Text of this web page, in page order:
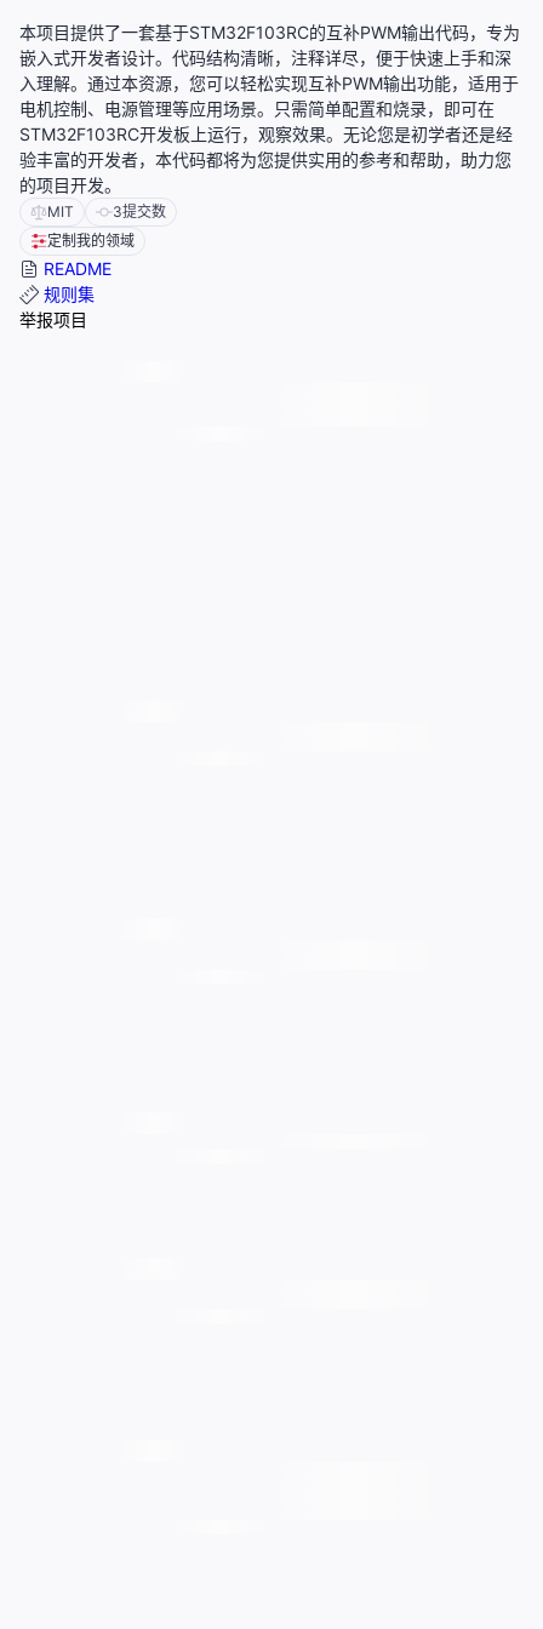
本项目提供了一套基于STM32F103RC的互补PWM输出代码，专为
嵌入式开发者设计。代码结构清晰，注释详尽，便于快速上手和深
入理解。通过本资源，您可以轻松实现互补PWM输出功能，适用于
电机控制、电源管理等应用场景。只需简单配置和烧录，即可在
STM32F103RC开发板上运行，观察效果。无论您是初学者还是经
验丰富的开发者，本代码都将为您提供实用的参考和帮助，助力您
的项目开发。
MIT 3提交数
定制我的领域
README
规则集
举报项目